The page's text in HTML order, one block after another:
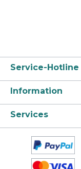
unauffälliger Stelle
Dosierung Dosierung gemäß Art der
Anwendung
Bitte
Flächen mit
Nachspülen. Fußbodenreinigung: Boden mit
sauberem
Maschinelle
Service-Hotline
Information
Services